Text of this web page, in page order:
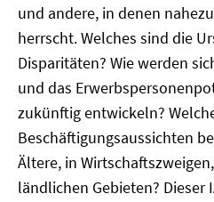
und andere, in denen
herrscht. Welches sind die
Disparitäten? Wie werden
und das
zukünftig entwickeln?
Beschäftigungsaussichten
Ältere, in
ländlichen Gebieten? Dieser